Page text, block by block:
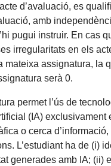
d’avaluació, es
amb
pugui instruir. En cas
irregularitats en els
mateixa assignatura, la
serà 0.
permet l’ús de
(IA) exclusivament
o cerca
L’estudiant ha de (i)
generades amb IA; (ii)